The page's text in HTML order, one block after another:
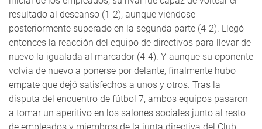
resultado al descanso (1-2), aunque viéndose
posteriormente superado en la segunda parte (4-2). Llegó
entonces la reacción del equipo de directivos para llevar de
nuevo la igualada al marcador (4-4). Y aunque su oponente
volvía de nuevo a ponerse por delante, finalmente hubo
empate que dejó satisfechos a unos y otros. Tras la
disputa del encuentro de fútbol 7, ambos equipos pasaron
a tomar un aperitivo en los salones sociales junto al resto